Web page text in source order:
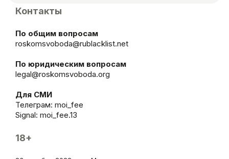
Контакты
По общим вопросам
roskomsvoboda@rublacklist.net
По юридическим вопросам
legal@roskomsvoboda.org
Для СМИ
Телеграм: moi_fee
Signal: moi_fee.13
18+